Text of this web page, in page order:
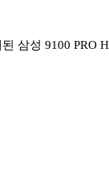
삼성 9100 PRO